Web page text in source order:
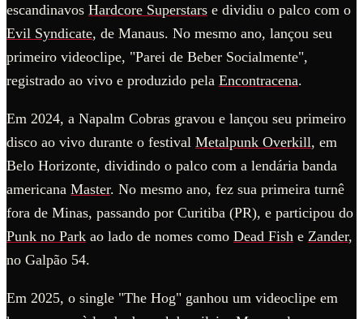
escandinavos Hardcore Superstars e dividiu o palco com o
Evil Syndicate, de Manaus. No mesmo ano, lançou seu
primeiro videoclipe, "Parei de Beber Socialmente",
registrado ao vivo e produzido pela Encontracena.
Em 2024, a Napalm Cobras gravou e lançou seu primeiro
disco ao vivo durante o festival Metalpunk Overkill, em
Belo Horizonte, dividindo o palco com a lendária banda
americana Master. No mesmo ano, fez sua primeira turnê
fora de Minas, passando por Curitiba (PR), e participou do
Punk no Park ao lado de nomes como Dead Fish e Zander,
no Galpão 54.
Em 2025, o single "The Hog" ganhou um videoclipe em